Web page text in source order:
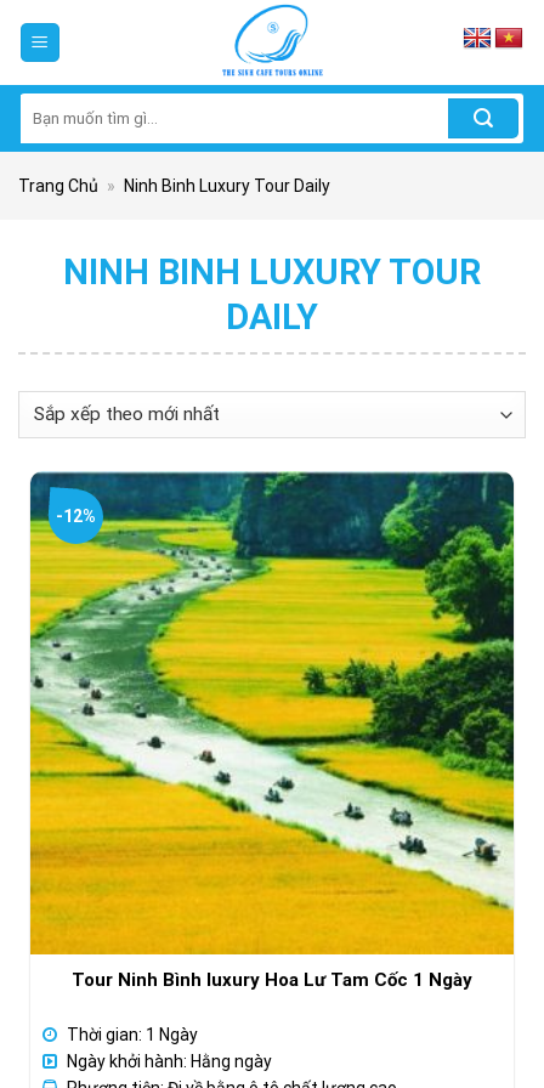
kiếm:
Trang Chủ » Ninh Binh Luxury Tour Daily
NINH BINH LUXURY TOUR
DAILY
-12%
Tour Ninh Bình luxury Hoa Lư Tam Cốc 1 Ngày
Thời gian: 1 Ngày
Ngày khởi hành: Hằng ngày